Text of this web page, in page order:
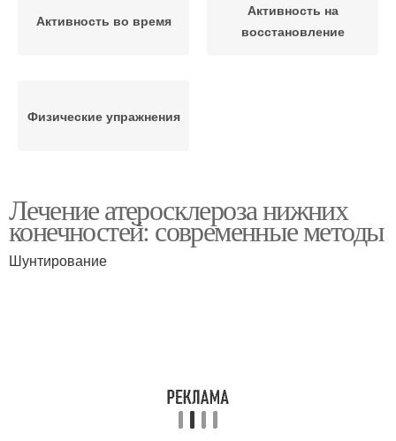
Активность во время
Активность на
восстановление
Физические упражнения
Лечение атеросклероза нижних
конечностей: современные методы
Шунтирование